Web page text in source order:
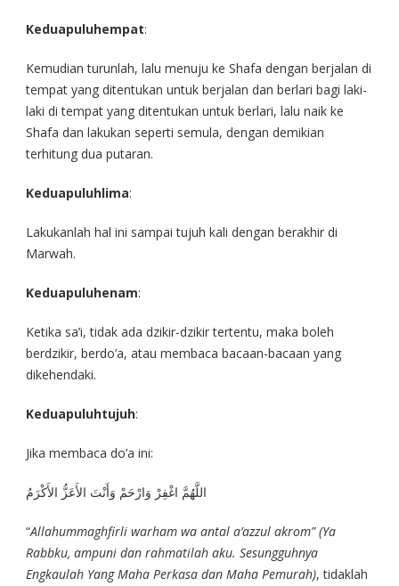
Keduapuluhempat:
Kemudian turunlah, lalu menuju ke Shafa dengan berjalan di
tempat yang ditentukan untuk berjalan dan berlari bagi laki-
laki di tempat yang ditentukan untuk berlari, lalu naik ke
Shafa dan lakukan seperti semula, dengan demikian
terhitung dua putaran.
Keduapuluhlima:
Lakukanlah hal ini sampai tujuh kali dengan berakhir di
Marwah.
Keduapuluhenam:
Ketika sa’i, tidak ada dzikir-dzikir tertentu, maka boleh
berdzikir, berdo’a, atau membaca bacaan-bacaan yang
dikehendaki.
Keduapuluhtujuh:
Jika membaca do’a ini:
اللَّهُمَّ اغْفِرْ وَارْحَمْ وَأَنْتَ الأَعَزُّ الأَكْرَمُ
“Allahummaghfirli warham wa antal a’azzul akrom” (Ya
Rabbku, ampuni dan rahmatilah aku. Sesungguhnya
Engkaulah Yang Maha Perkasa dan Maha Pemurah), tidaklah